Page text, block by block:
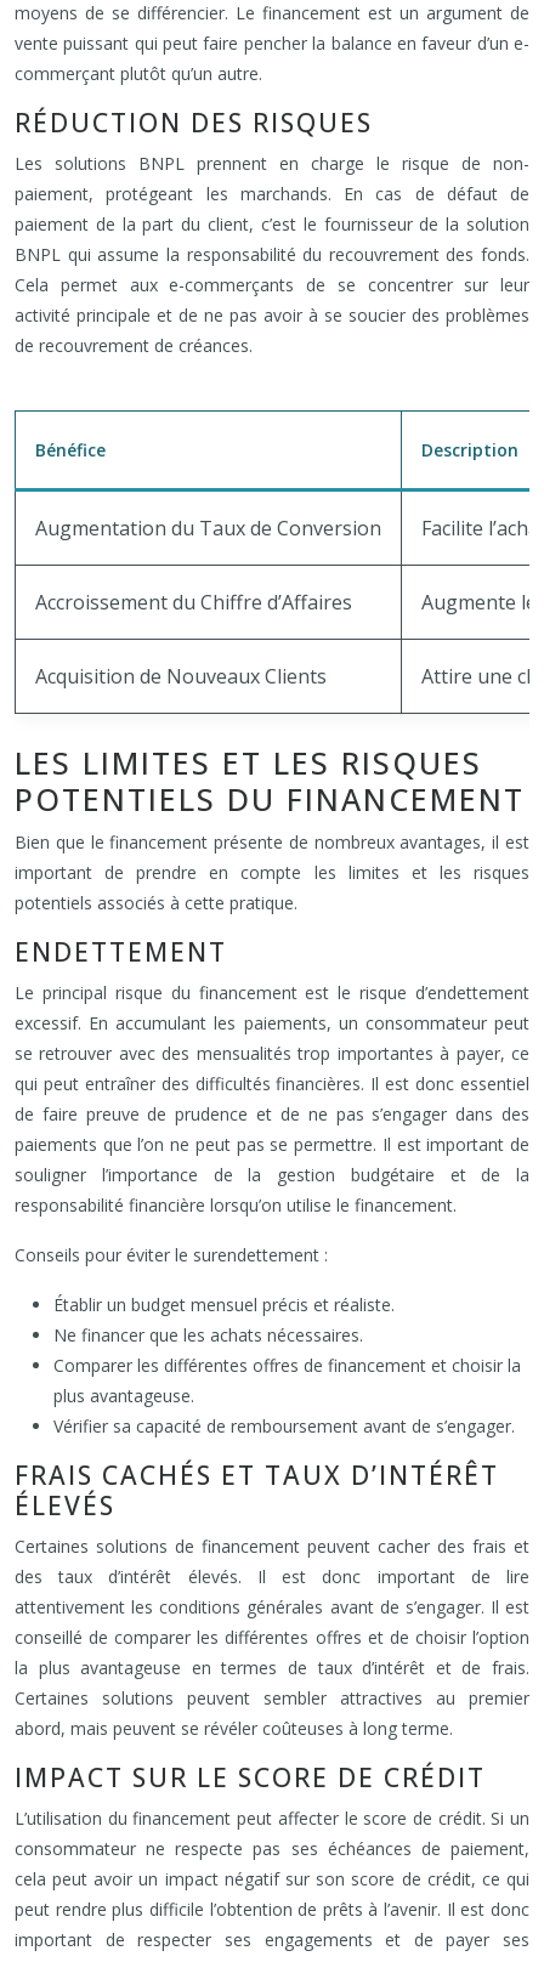
moyens de se différencier. Le financement est un argument de
vente puissant qui peut faire pencher la balance en faveur d’un e-
commerçant plutôt qu’un autre.
RÉDUCTION DES RISQUES
Les solutions BNPL prennent en charge le risque de non-
paiement, protégeant les marchands. En cas de défaut de
paiement de la part du client, c’est le fournisseur de la solution
BNPL qui assume la responsabilité du recouvrement des fonds.
Cela permet aux e-commerçants de se concentrer sur leur
activité principale et de ne pas avoir à se soucier des problèmes
de recouvrement de créances.
Bénéfice Description
Augmentation du Taux de Conversion Facilite
Accroissement du Chiffre d’Affaires Augmente le
Acquisition de Nouveaux Clients Attire une
LES LIMITES ET LES RISQUES
POTENTIELS DU FINANCEMENT
Bien que le financement présente de nombreux avantages, il est
important de prendre en compte les limites et les risques
potentiels associés à cette pratique.
ENDETTEMENT
Le principal risque du financement est le risque d’endettement
excessif. En accumulant les paiements, un consommateur peut
se retrouver avec des mensualités trop importantes à payer, ce
qui peut entraîner des difficultés financières. Il est donc essentiel
de faire preuve de prudence et de ne pas s’engager dans des
paiements que l’on ne peut pas se permettre. Il est important de
souligner l’importance de la gestion budgétaire et de la
responsabilité financière lorsqu’on utilise le financement.
Conseils pour éviter le surendettement :
Établir un budget mensuel précis et réaliste.
Ne financer que les achats nécessaires.
Comparer les différentes offres de financement et choisir la
plus avantageuse.
Vérifier sa capacité de remboursement avant de s’engager.
FRAIS CACHÉS ET TAUX D’INTÉRÊT
ÉLEVÉS
Certaines solutions de financement peuvent cacher des frais et
des taux d’intérêt élevés. Il est donc important de lire
attentivement les conditions générales avant de s’engager. Il est
conseillé de comparer les différentes offres et de choisir l’option
la plus avantageuse en termes de taux d’intérêt et de frais.
Certaines solutions peuvent sembler attractives au premier
abord, mais peuvent se révéler coûteuses à long terme.
IMPACT SUR LE SCORE DE CRÉDIT
L’utilisation du financement peut affecter le score de crédit. Si un
consommateur ne respecte pas ses échéances de paiement,
cela peut avoir un impact négatif sur son score de crédit, ce qui
peut rendre plus difficile l’obtention de prêts à l’avenir. Il est donc
important de respecter ses engagements et de payer ses